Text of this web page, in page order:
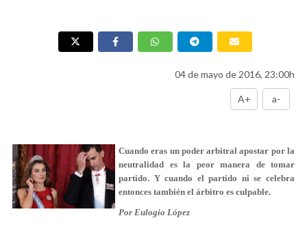
04 de mayo de 2016, 23:00h
A+ a-
Cuando eras un poder arbitral apostar por la
neutralidad es la peor manera de tomar
partido. Y cuando el partido ni se celebra
entonces también el árbitro es culpable.
Por Eulogio López